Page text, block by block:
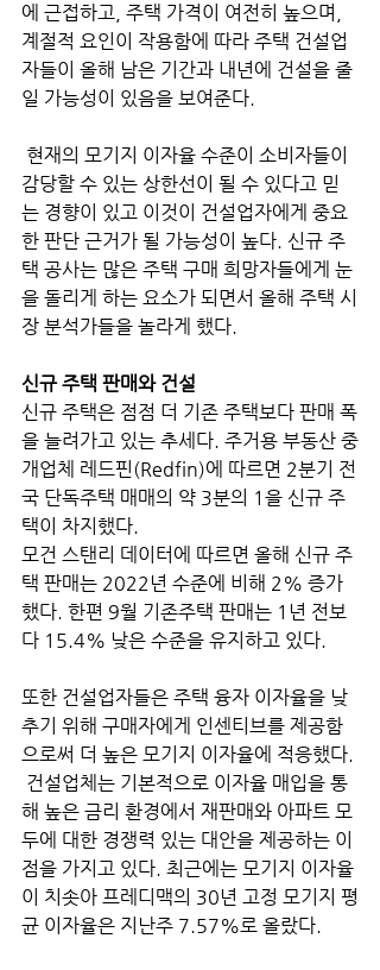
에 근접하고, 주택 가격이 여전히 높으며,
계절적 요인이 작용함에 따라 주택 건설업
자들이 올해 남은 기간과 내년에 건설을 줄
일 가능성이 있음을 보여준다.
감당할 수 있는 상한선이 될 수 있다고 믿
는 경향이 있고 이것이 건설업자에게 중요
한 판단 근거가 될 가능성이 높다. 신규 주
택 공사는 많은 주택 구매 희망자들에게 눈
을 돌리게 하는 요소가 되면서 올해 주택 시
장 분석가들을 놀라게 했다.
신규 주택 판매와 건설
신규 주택은 점점 더 기존 주택보다 판매 폭
을 늘려가고 있는 추세다. 주거용 부동산 중
개업체 레드핀(Redfin)에 따르면 2분기 전
국 단독주택 매매의 약 3분의 1을 신규 주
택이 차지했다.
모건 스탠리 데이터에 따르면 올해 신규 주
택 판매는 2022년 수준에 비해 2% 증가
했다. 한편 9월 기존주택 판매는 1년 전보
다 15.4% 낮은 수준을 유지하고 있다.
또한 건설업자들은 주택 융자 이자율을 낮
추기 위해 구매자에게 인센티브를 제공함
으로써 더 높은 모기지 이자율에 적응했다.
해 높은 금리 환경에서 재판매와 아파트 모
두에 대한 경쟁력 있는 대안을 제공하는 이
점을 가지고 있다. 최근에는 모기지 이자율
이 치솟아 프레디맥의 30년 고정 모기지 평
균 이자율은 지난주 7.57%로 올랐다.